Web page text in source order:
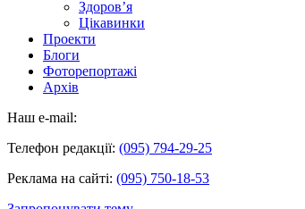
Здоров’я
Цікавинки
Проекти
Блоги
Фоторепортажі
Архів
Наш e-mail:
Телефон редакції: (095) 794-29-25
Реклама на сайті: (095) 750-18-53